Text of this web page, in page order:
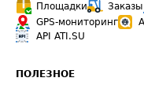
Площадки
Заказы
GPS-мониторинг
API ATI.SU
ПОЛЕЗНОЕ